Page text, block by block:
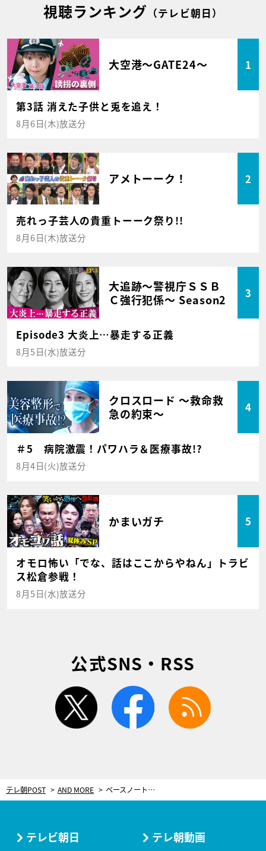
視聴ランキング （テレビ朝日）
大空港～GATE24～ 1
第3話 消えた子供と兎を追え！
8月6日(木)放送分
アメトーーク！ 2
売れっ子芸人の貴重トーーク祭り!!
8月6日(木)放送分
大追跡～警視庁ＳＳＢ
Ｃ強行犯係～ Season2
3
Episode3 大炎上…暴走する正義
8月5日(水)放送分
クロスロード ～救命救
急の約束～
4
＃5 病院激震！パワハラ＆医療事故!?
8月4日(火)放送分
かまいガチ 5
オモロ怖い「でな、話はここからやねん」トラビ
ス松倉参戦！
8月5日(水)放送分
公式SNS・RSS
twitter facebook
テレ朝POST AND MORE ペースノートの重要性と、トヨタ3台目投入の意味【世界ラリー（WRC）】
テレビ朝日 テレ朝動画